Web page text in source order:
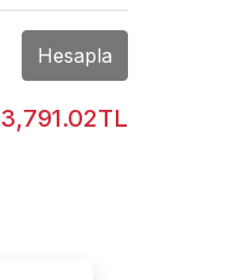
Hesapla
3,791.02TL